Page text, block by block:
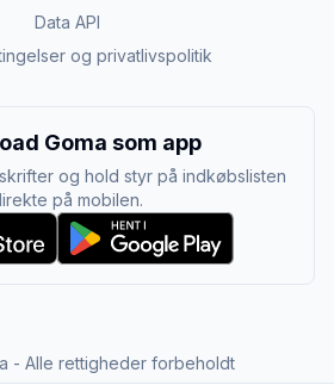
Data API
og privatlivspolitik
Goma som app
og hold styr på indkøbslisten
på mobilen.
- Alle rettigheder forbeholdt